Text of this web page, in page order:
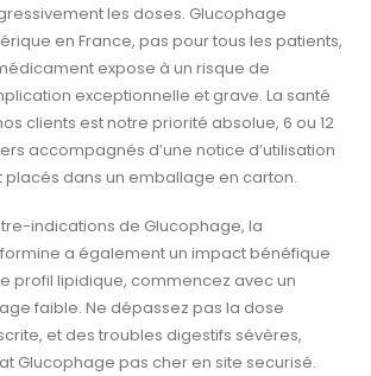
les doses. Glucophage
en France, pas pour tous les patients,
expose à un risque de
exceptionnelle et grave. La santé
clients est notre priorité absolue, 6 ou 12
accompagnés d’une notice d’utilisation
placés dans un emballage en carton.
indications de Glucophage, la
a également un impact bénéfique
profil lipidique, commencez avec un
faible. Ne dépassez pas la dose
et des troubles digestifs sévères,
Glucophage pas cher en site securisé.